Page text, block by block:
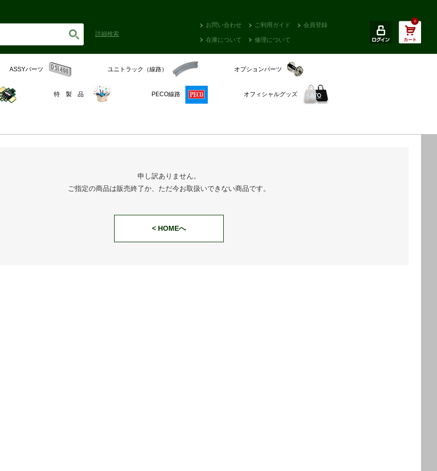
詳細検索
お問い合わせ ご利用ガイド 会員登録
在庫について 修理について
0
ASSYパーツ ユニトラック（線路） オプションパーツ
特 製 品 PECO線路 オフィシャルグッズ
申し訳ありません。
ご指定の商品は販売終了か、ただ今お取扱いできない商品です。
< HOMEへ